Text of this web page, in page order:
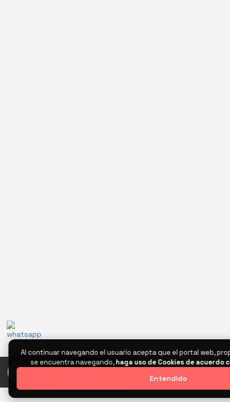
Al continuar navegando el usuario acepta que el portal web,
se encuentra navegando,haga uso de Cookies de acuerdo
Entendido